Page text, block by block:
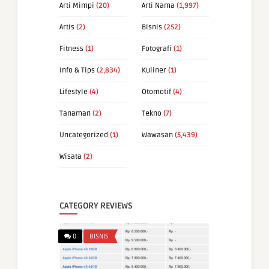
Arti Mimpi (20) Arti Nama (1,997)
Artis (2) Bisnis (252)
Fitness (1) Fotografi (1)
Info & Tips (2,834) Kuliner (1)
Lifestyle (4) Otomotif (4)
Tanaman (2) Tekno (7)
Uncategorized (1) Wawasan (5,439)
Wisata (2)
CATEGORY REVIEWS
0 BISNIS